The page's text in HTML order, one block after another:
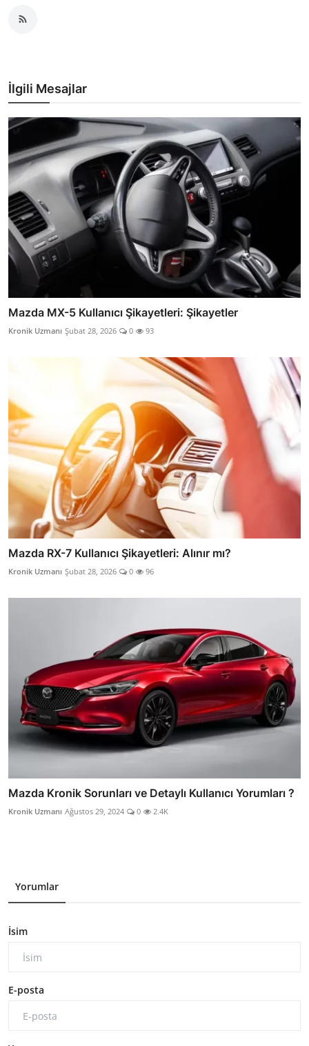
İlgili Mesajlar
Mazda MX-5 Kullanıcı Şikayetleri: Şikayetler
Kronik Uzmanı Şubat 28, 2026 0 93
Mazda RX-7 Kullanıcı Şikayetleri: Alınır mı?
Kronik Uzmanı Şubat 28, 2026 0 96
Mazda Kronik Sorunları ve Detaylı Kullanıcı Yorumları ?
Kronik Uzmanı Ağustos 29, 2024 0 2.4K
Yorumlar
İsim
E-posta